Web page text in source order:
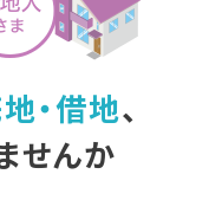
・借地、
せんか